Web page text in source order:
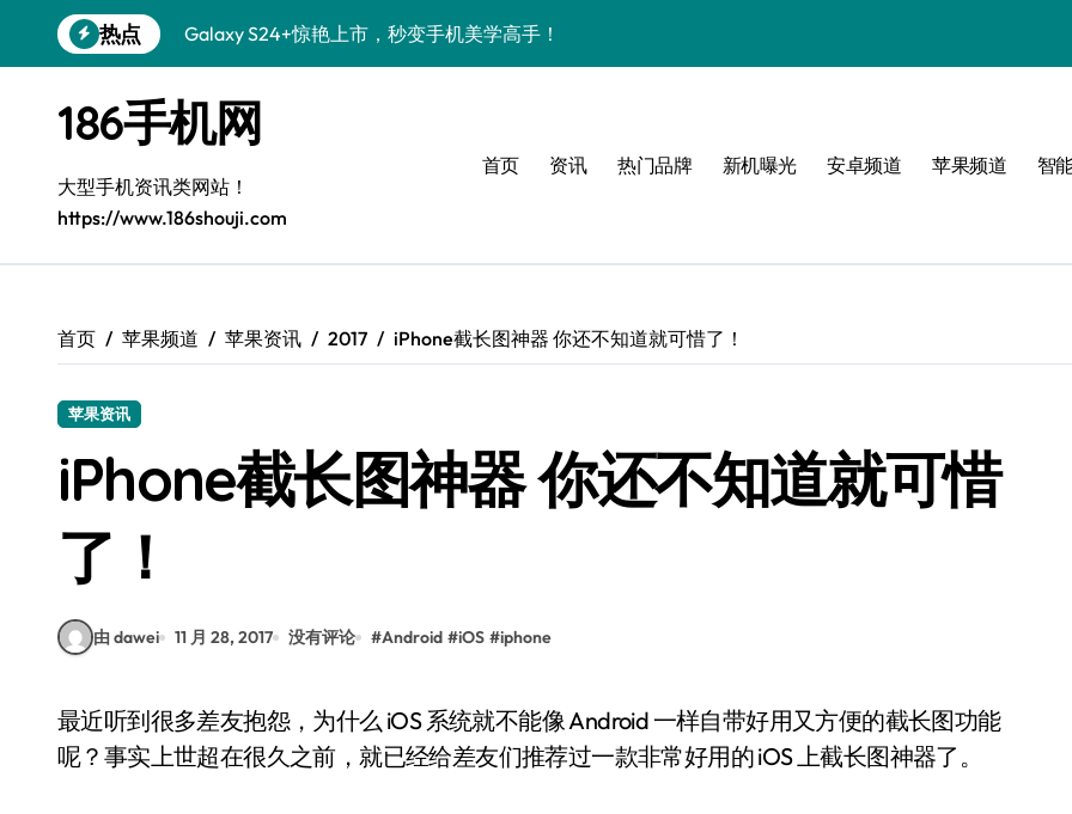
到
热点
Galaxy S24+惊艳上市，秒变手机美学高手！
Galaxy A56 5G登场，时尚旗舰新选择！
三星S26上手秒变个性机，3招玩转壁纸与主题！
S25美化秘籍：个性潮玩，炫酷随心！
Galaxy C55 5G潮定新尚，玩转个性无限可能
Galaxy Z Flip6：折叠时尚，一瞬惊艳
S25 Ultra颜值炸裂！定制主题潮翻天
186手机网
大型手机资讯类网站！
https://www.186shouji.com
首页 资讯 热门品牌 新机曝光 安卓频道 苹果频道 智
首页 苹果频道 苹果资讯 2017 iPhone截长图神器 你还不知道就可惜了！
苹果资讯
iPhone截长图神器 你还不知道就可惜
了！
由 dawei 11 月 28, 2017 没有评论 #Android #iOS #iphone
最近听到很多差友抱怨，为什么 iOS 系统就不能像 Android 一样自带好用又方便的截长图功能
呢？事实上世超在很久之前，就已经给差友们推荐过一款非常好用的 iOS 上截长图神器了。